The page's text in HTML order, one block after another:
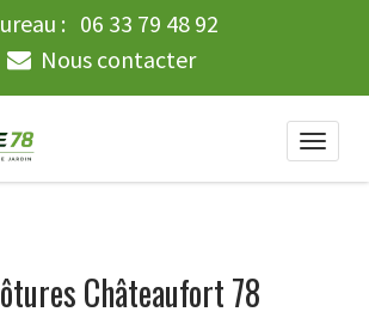
: 06 33 79 48 92
Nous contacter
Toggle
Châteaufort 78